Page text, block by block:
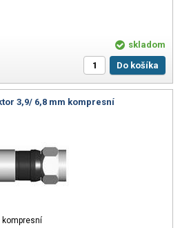
skladom
Do košíka
3,9/ 6,8 mm kompresní
kompresní